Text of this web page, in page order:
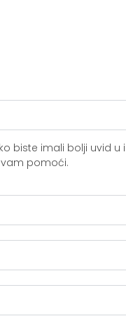
biste imali bolji uvid u
pomoći.